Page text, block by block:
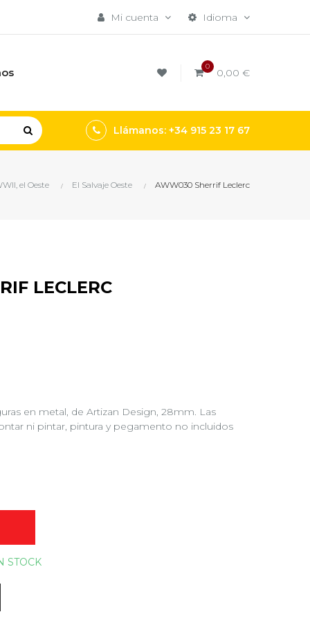
Idioma
Mi cuenta
0 0,00 €
Llámanos: +34 915 23 17 67
el Oeste El Salvaje Oeste AWW030 Sherrif Leclerc
LECLERC
en metal, de Artizan Design, 28mm. Las
ni pintar, pintura y pegamento no incluidos
STOCK